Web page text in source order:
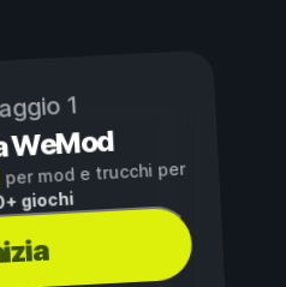
1
WeMod
per mod e trucchi per
giochi